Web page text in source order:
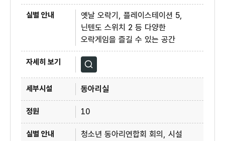
옛날 오락기, 플레이스테이션 5,
닌텐도 스위치 2 등 다양한
오락게임을 즐길 수 있는 공간
자세히보기
동아리실
10
청소년 동아리연합회 회의, 시설